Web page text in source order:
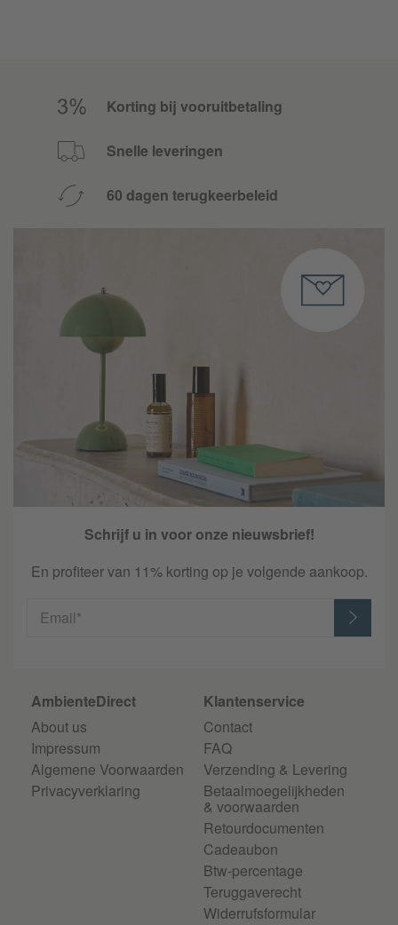
Korting bij vooruitbetaling
Snelle leveringen
60 dagen terugkeerbeleid
Schrijf u in voor onze nieuwsbrief!
En profiteer van 11% korting op je volgende aankoop.
Email*
AmbienteDirect
About us
Impressum
Algemene Voorwaarden
Privacyverklaring
Klantenservice
Contact
FAQ
Verzending & Levering
Betaalmoegelijkheden
& voorwaarden
Retourdocumenten
Cadeaubon
Btw-percentage
Teruggaverecht
Widerrufsformular